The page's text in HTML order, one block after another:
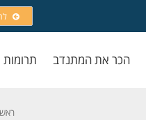
הכר את המתנדב תרומות